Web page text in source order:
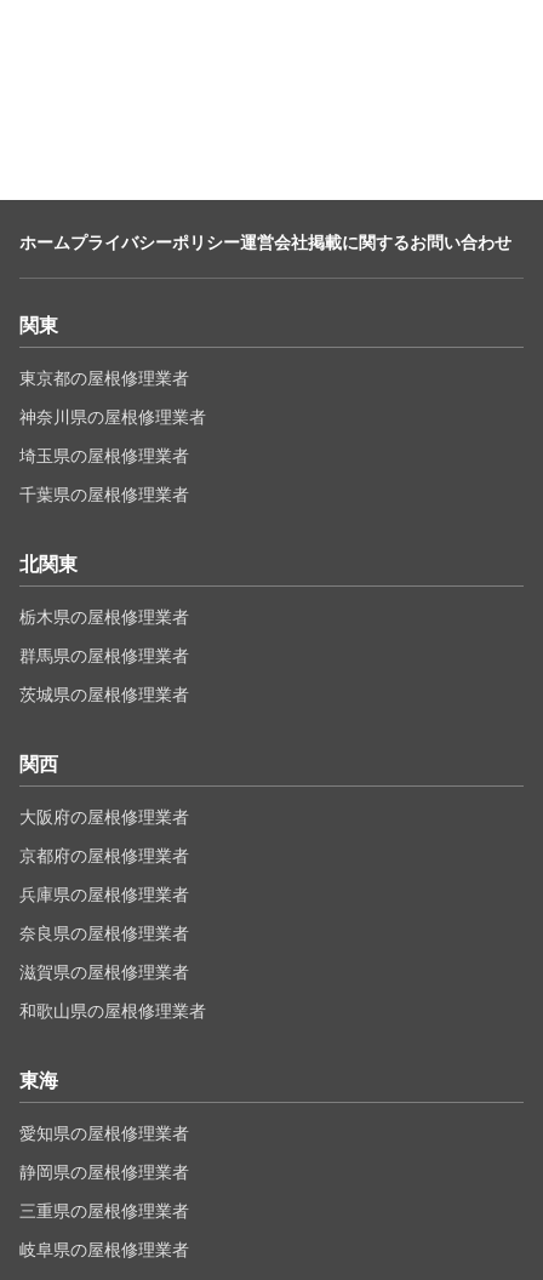
ホームプライバシーポリシー運営会社掲載に関するお問い合わせ
関東
東京都の屋根修理業者
神奈川県の屋根修理業者
埼玉県の屋根修理業者
千葉県の屋根修理業者
北関東
栃木県の屋根修理業者
群馬県の屋根修理業者
茨城県の屋根修理業者
関西
大阪府の屋根修理業者
京都府の屋根修理業者
兵庫県の屋根修理業者
奈良県の屋根修理業者
滋賀県の屋根修理業者
和歌山県の屋根修理業者
東海
愛知県の屋根修理業者
静岡県の屋根修理業者
三重県の屋根修理業者
岐阜県の屋根修理業者